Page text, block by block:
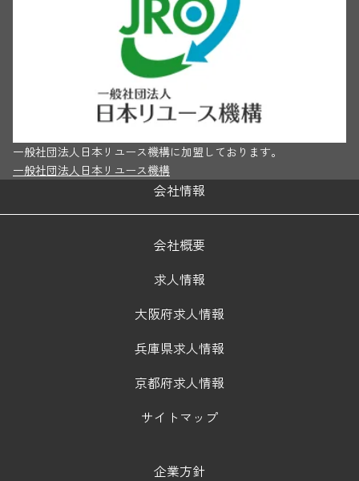
一般社団法人日本リユース機構に加盟しております。
一般社団法人日本リユース機構
会社情報
会社概要
求人情報
大阪府求人情報
兵庫県求人情報
京都府求人情報
サイトマップ
企業方針